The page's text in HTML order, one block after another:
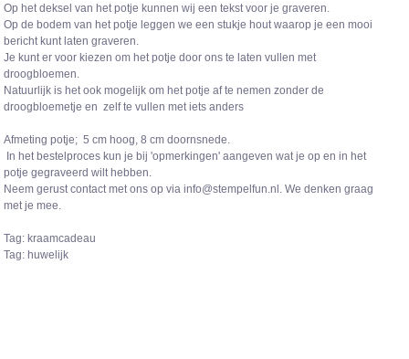
Op het deksel van het potje kunnen wij een tekst voor je graveren.
Op de bodem van het potje leggen we een stukje hout waarop je een mooi
bericht kunt laten graveren.
Je kunt er voor kiezen om het potje door ons te laten vullen met
droogbloemen.
Natuurlijk is het ook mogelijk om het potje af te nemen zonder de
droogbloemetje en zelf te vullen met iets anders
Afmeting potje; 5 cm hoog, 8 cm doornsnede.
In het bestelproces kun je bij 'opmerkingen' aangeven wat je op en in het
potje gegraveerd wilt hebben.
Neem gerust contact met ons op via info@stempelfun.nl. We denken graag
met je mee.
Tag: kraamcadeau
​​​​​​​Tag: huwelijk